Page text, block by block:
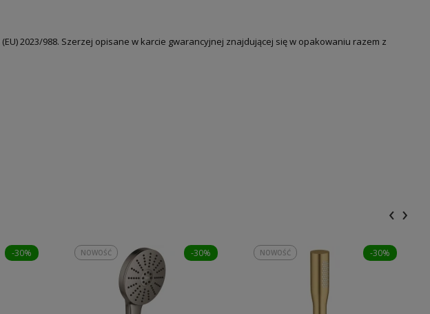
2023/988. Szerzej opisane w karcie gwarancyjnej znajdującej się w opakowaniu razem z
-30% -30%
NOWOŚĆ -30%
NOWOŚĆ
‹ ›